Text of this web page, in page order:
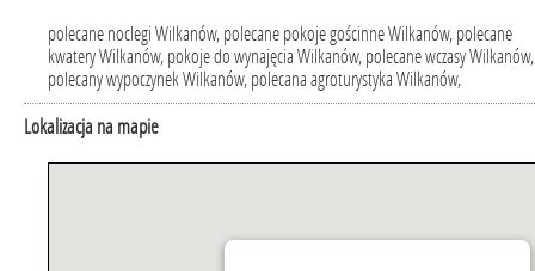
polecane noclegi Wilkanów, polecane pokoje gościnne Wilkanów, polecane
kwatery Wilkanów, pokoje do wynajęcia Wilkanów, polecane wczasy Wilkanów,
polecany wypoczynek Wilkanów, polecana agroturystyka Wilkanów,
Lokalizacja na mapie